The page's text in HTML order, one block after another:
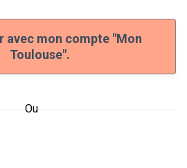
avec mon compte "Mon
Toulouse".
Ou